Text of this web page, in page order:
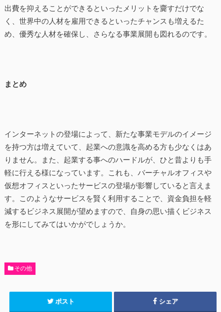
出費を抑えることができるといったメリットを齎すだけでな
く、世界中の人材を雇用できるといったチャンスも増えるた
め、優秀な人材を確保し、さらなる事業展開も図れるのです。
まとめ
インターネットの登場によって、新たな事業モデルのイメージ
を持つ方は増えていて、起業への意識を高める方も少なくはあ
りません。また、起業する事へのハードルが、ひと昔よりも手
軽に行える様になっています。これも、バーチャルオフィスや
仮想オフィスといったサービスの登場が影響していると言えま
す。このようなサービスを賢く利用することで、資金負担を軽
減するビジネス展開が望めますので、自身の思い描くビジネス
を形にしてみてはいかがでしょうか。
その他
ポスト シェア